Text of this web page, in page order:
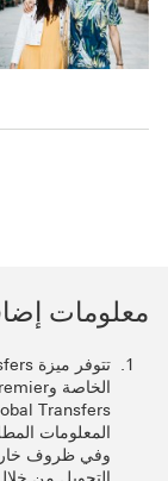
معلومات
المعلومات
وفي ظروف